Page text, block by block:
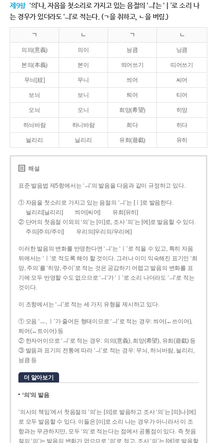
제9항 ‘의’나, 자음을 첫소리로 가지고 있는 음절의 ‘ㅢ’는 ‘ㅣ’로 소리 나
는 경우가 있더라도 ‘ㅢ’로 적는다. (ㄱ을 취하고, ㄴ을 버림.)
ㄱ ㄴ ㄱ ㄴ
의의(意義) 의이 닁큼 닝큼
본의(本義) 본이 띄어쓰기 띠어쓰기
무늬[紋] 무니 씌어 씨어
보늬 보니 틔어 티어
오늬 오니 희망(希望) 히망
하늬바람 하니바람 희다 히다
늴리리 닐리리 유희(遊戱) 유히
해설
표준 발음법 제5항에서는 ‘ㅢ’의 발음을 다음과 같이 규정하고 있다.
① 자음을 첫소리로 가지고 있는 음절의 ‘ㅢ’는 [ㅣ]로 발음한다.
늴리리[닐리리]
씌어[씨어]
유희[유히]
② 단어의 첫음절 이외의 ‘의’는 [이]로, 조사 ‘의’는 [에]로 발음할 수 있다.
주의[주의/주이]
우리의[우리의/우리에]
이러한 발음의 변화를 반영한다면 ‘ㅢ’는 ‘ㅣ’로 적을 수 있고, 특히 자음
뒤에서는 ‘ㅣ’로 적도록 해야 할 것이다. 그러나 이미 익숙해진 표기인 ‘희
망, 주의’를 ‘히망, 주이’로 적는 것은 공감하기 어렵고 발음의 변화를 표
기에 모두 반영할 수도 없으므로 ‘ㅢ’가 ‘ㅣ’로 소리 나더라도 ‘ㅢ’로 적는
것이다.
이 조항에서는 ‘ㅢ’로 적는 세 가지 유형을 제시하고 있다.
① 모음 ‘ㅡ, ㅣ’가 줄어든 형태이므로 ‘ㅢ’로 적는 경우: 씌어(←쓰이어),
틔어(←트이어) 등
② 한자어이므로 ‘ㅢ’로 적는 경우: 의의(意義), 희망(希望), 유희(遊戱) 등
③ 발음과 표기의 전통에 따라 ‘ㅢ’로 적는 경우: 무늬, 하늬바람, 늴리리,
닁큼 등
더 알아보기
‘의’의 발음
‘의사의 책임’에서 첫음절의 ‘의’는 [의]로 발음하고 조사 ‘의’는 [의]나 [에]
로 모두 발음할 수 있다. 이들은 [이]로 소리 나는 경우가 아니라서 이 조
항과는 무관하지만, 모두 ‘의’로 적는다는 점에서 공통점이 있다. 즉 첫음
절의 ‘의’는 발음의 변화가 없으므로 ‘의’로 적고, 조사 ‘의’는 [에]로 발음할